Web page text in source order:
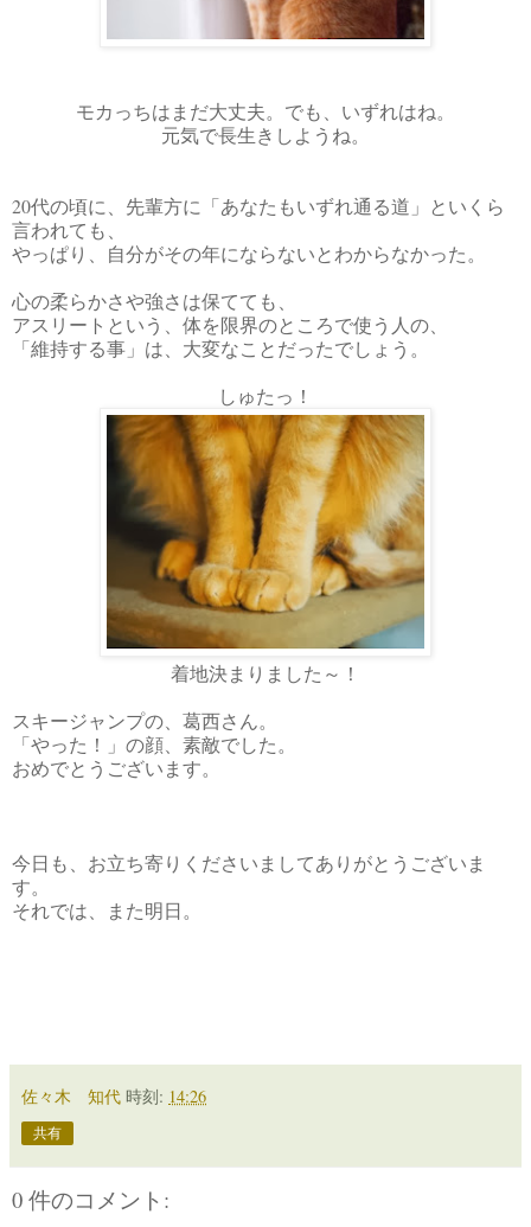
モカっちはまだ大丈夫。でも、いずれはね。
元気で長生きしようね。
20代の頃に、先輩方に「あなたもいずれ通る道」といくら
言われても、
やっぱり、自分がその年にならないとわからなかった。
心の柔らかさや強さは保てても、
アスリートという、体を限界のところで使う人の、
「維持する事」は、大変なことだったでしょう。
しゅたっ！
着地決まりました～！
スキージャンプの、葛西さん。
「やった！」の顔、素敵でした。
おめでとうございます。
今日も、お立ち寄りくださいましてありがとうございま
す。
それでは、また明日。
佐々木 知代 時刻: 14:26
共有
0 件のコメント: